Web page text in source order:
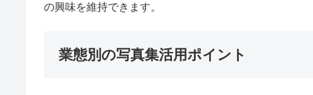
の興味を維持できます。
業態別の写真集活用ポイント